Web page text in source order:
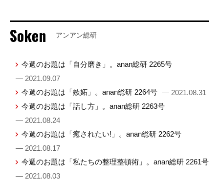
Soken アンアン総研
今週のお題は「自分磨き」。anan総研 2265号
— 2021.09.07
今週のお題は「嫉妬」。anan総研 2264号 — 2021.08.31
今週のお題は「話し方」。anan総研 2263号
— 2021.08.24
今週のお題は「癒されたい!」。anan総研 2262号
— 2021.08.17
今週のお題は「私たちの整理整頓術」。anan総研 2261号
— 2021.08.03